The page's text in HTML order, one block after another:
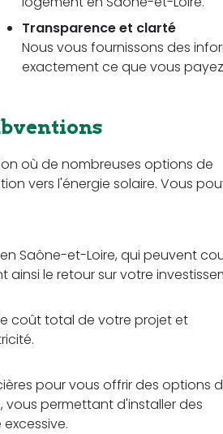
Transparence et clarté
Nous vous fournissons des
exactement ce que vous
où de nombreuses options de
vers l'énergie solaire. Vous
Saône-et-Loire, qui peuvent
le retour sur votre
coût total de votre projet et
pour vous offrir des options
permettant d'installer des